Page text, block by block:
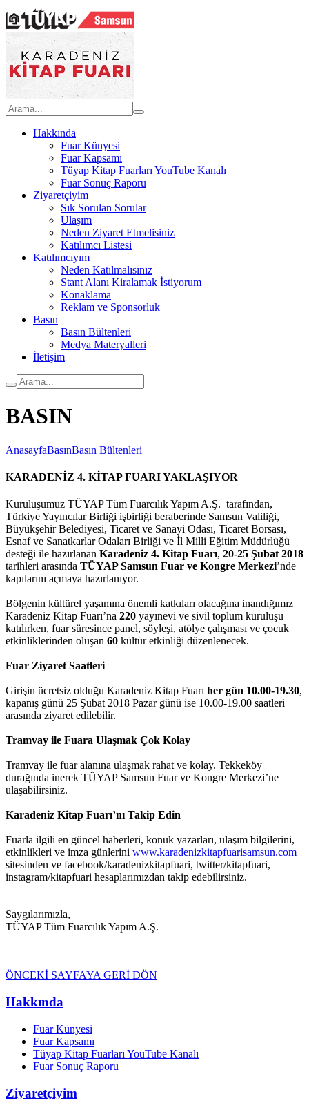
Hakkında
Fuar Künyesi
Fuar Kapsamı
Tüyap Kitap Fuarları YouTube Kanalı
Fuar Sonuç Raporu
Ziyaretçiyim
Sık Sorulan Sorular
Ulaşım
Neden Ziyaret Etmelisiniz
Katılımcı Listesi
Katılımcıyım
Neden Katılmalısınız
Stant Alanı Kiralamak İstiyorum
Konaklama
Reklam ve Sponsorluk
Basın
Basın Bültenleri
Medya Materyalleri
İletişim
BASIN
AnasayfaBasınBasın Bültenleri
KARADENİZ 4. KİTAP FUARI YAKLAŞIYOR
Kuruluşumuz TÜYAP Tüm Fuarcılık Yapım A.Ş. tarafından,
Türkiye Yayıncılar Birliği işbirliği beraberinde Samsun Valiliği,
Büyükşehir Belediyesi, Ticaret ve Sanayi Odası, Ticaret Borsası,
Esnaf ve Sanatkarlar Odaları Birliği ve İl Milli Eğitim Müdürlüğü
desteği ile hazırlanan Karadeniz 4. Kitap Fuarı, 20-25 Şubat 2018
tarihleri arasında TÜYAP Samsun Fuar ve Kongre Merkezi’nde
kapılarını açmaya hazırlanıyor.
Bölgenin kültürel yaşamına önemli katkıları olacağına inandığımız
Karadeniz Kitap Fuarı’na 220 yayınevi ve sivil toplum kuruluşu
katılırken, fuar süresince panel, söyleşi, atölye çalışması ve çocuk
etkinliklerinden oluşan 60 kültür etkinliği düzenlenecek.
Fuar Ziyaret Saatleri
Girişin ücretsiz olduğu Karadeniz Kitap Fuarı her gün 10.00-19.30,
kapanış günü 25 Şubat 2018 Pazar günü ise 10.00-19.00 saatleri
arasında ziyaret edilebilir.
Tramvay ile Fuara Ulaşmak Çok Kolay
Tramvay ile fuar alanına ulaşmak rahat ve kolay. Tekkeköy
durağında inerek TÜYAP Samsun Fuar ve Kongre Merkezi’ne
ulaşabilirsiniz.
Karadeniz Kitap Fuarı’nı Takip Edin
Fuarla ilgili en güncel haberleri, konuk yazarları, ulaşım bilgilerini,
etkinlikleri ve imza günlerini www.karadenizkitapfuarisamsun.com
sitesinden ve facebook/karadenizkitapfuari, twitter/kitapfuari,
instagram/kitapfuari hesaplarımızdan takip edebilirsiniz.
Saygılarımızla,
TÜYAP Tüm Fuarcılık Yapım A.Ş.
ÖNCEKİ SAYFAYA GERİ DÖN
Hakkında
Fuar Künyesi
Fuar Kapsamı
Tüyap Kitap Fuarları YouTube Kanalı
Fuar Sonuç Raporu
Ziyaretçiyim